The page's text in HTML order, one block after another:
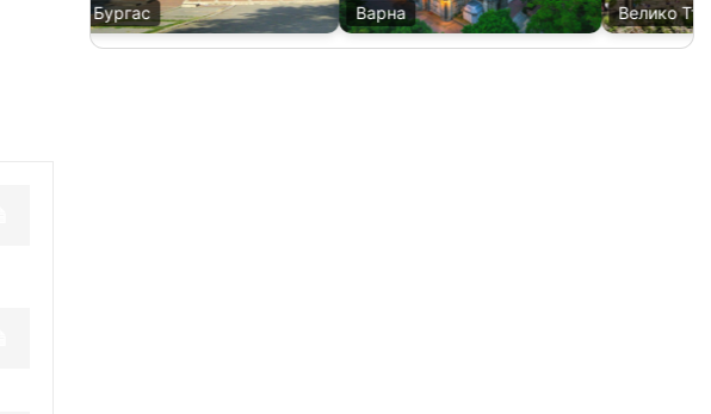
Бургас Варна Велико